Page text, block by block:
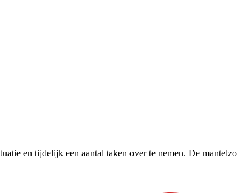
en tijdelijk een aantal taken over te nemen. De